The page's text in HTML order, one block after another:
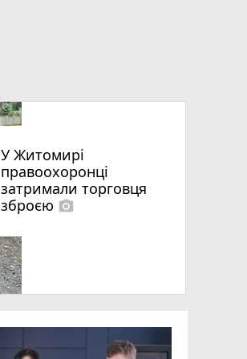
У Житомирі
правоохоронці
затримали торговця
зброєю photo_camera